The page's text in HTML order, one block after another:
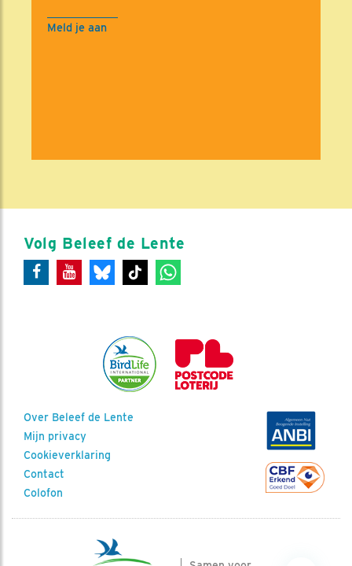
Meld je aan
Volg Beleef de Lente
Over Beleef de Lente
Mijn privacy
Cookieverklaring
Contact
Colofon